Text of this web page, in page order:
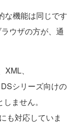
な機能は同じです
ウザの方が、通
、
シリーズ向けの
ません。
も対応していま